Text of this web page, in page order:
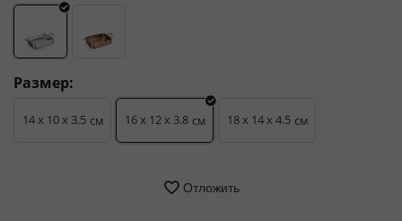
Размер:
14 x 10 x 3.5 см 16 x 12 x 3.8 см 18 x 14 x 4.5 см
Отложить